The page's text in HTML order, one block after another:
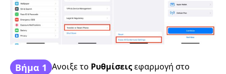
Βήμα 1 Ανοιξε το Ρυθμίσειςεφαρμογή στο